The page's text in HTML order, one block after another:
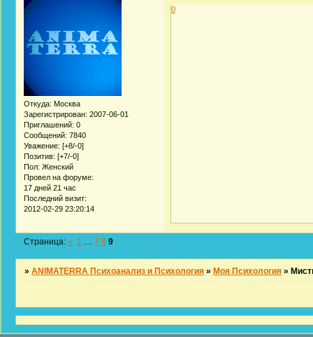
Откуда: Москва
Зарегистрирован: 2007-06-01
Приглашений: 0
Сообщений: 7840
Уважение: [+8/-0]
Позитив: [+7/-0]
Пол: Женский
Провел на форуме:
17 дней 21 час
Последний визит:
2012-02-29 23:20:14
0
Страница:« 1 … 7 8 9
»ANIMATERRA Психоанализ и Психология » Моя Психология »